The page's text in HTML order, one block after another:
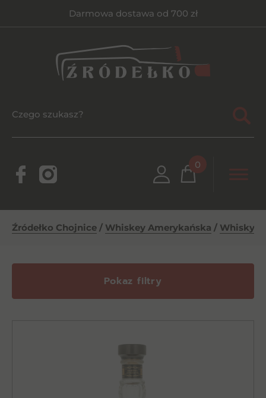
Darmowa dostawa od 700 zł
0
Źródełko Chojnice / Whiskey Amerykańska / Whisky
Pokaz filtry